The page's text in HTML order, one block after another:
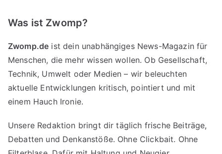
Was ist Zwomp?
Zwomp.de ist dein unabhängiges News-Magazin für
Menschen, die mehr wissen wollen. Ob Gesellschaft,
Technik, Umwelt oder Medien – wir beleuchten
aktuelle Entwicklungen kritisch, pointiert und mit
einem Hauch Ironie.
Unsere Redaktion bringt dir täglich frische Beiträge,
Debatten und Denkanstöße. Ohne Clickbait. Ohne